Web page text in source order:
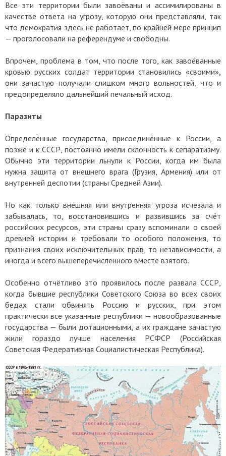
Все эти территории были завоёваны и ассимилированы в
качестве ответа на угрозу, которую они представляли, так
что демократия здесь не работает, по крайней мере принцип
— проголосовали на референдуме и свободны.
Впрочем, проблема в том, что после того, как завоёванные
кровью русских солдат территории становились «своими»,
они зачастую получали слишком много вольностей, что и
предопределяло дальнейший печальный исход.
Паразиты
Определённые государства, присоединённые к России, а
позже и к СССР, постоянно имели склонность к сепаратизму.
Обычно эти территории льнули к России, когда им была
нужна защита от внешнего врага (Грузия, Армения) или от
внутренней деспотии (страны Средней Азии).
Но как только внешняя или внутренняя угроза исчезала и
забывалась, то, восстановившись и развившись за счёт
российских ресурсов, эти страны сразу вспоминали о своей
древней истории и требовали то особого положения, то
признания своих исключительных прав, то независимости, а
иногда и всего вышеперечисленного вместе взятого.
Особенно отчётливо это проявилось после развала СССР,
когда бывшие республики Советского Союза во всех своих
бедах стали обвинять Россию и русских, при этом
практически все указанные республики — новообразованные
государства — были дотационными, а их граждане зачастую
жили гораздо лучше населения РСФСР (Российская
Советская Федеративная Социалистическая Республика).